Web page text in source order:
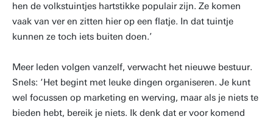
hen de volkstuintjes hartstikke populair zijn. Ze komen
vaak van ver en zitten hier op een flatje. In dat tuintje
kunnen ze toch iets buiten doen.’
Meer leden volgen vanzelf, verwacht het nieuwe bestuur.
Snels: ‘Het begint met leuke dingen organiseren. Je kunt
wel focussen op marketing en werving, maar als je niets te
bieden hebt, bereik je niets. Ik denk dat er voor komend